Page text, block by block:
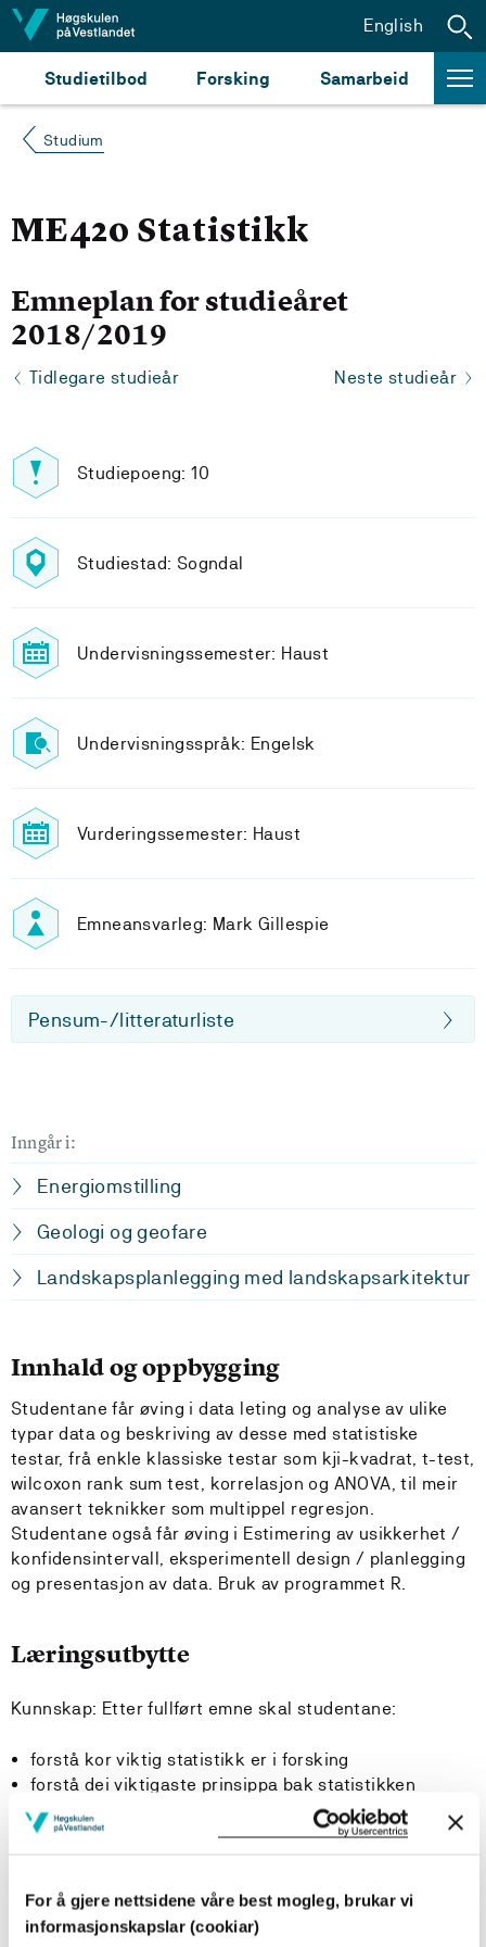
For å gjere nettsidene våre best mogleg, brukar vi
informasjonskapslar (cookiar)
Hopp til innhald
Studietilbod Forsking Samarbeid
English
Studium
ME420 Statistikk
Emneplan for studieåret
2018/2019
Tidlegare studieår Neste studieår
Studiepoeng: 10
Studiestad: Sogndal
Undervisningssemester: Haust
Undervisningsspråk: Engelsk
Vurderingssemester: Haust
Emneansvarleg: Mark Gillespie
Pensum-/litteraturliste
Inngår i:
Energiomstilling
Geologi og geofare
Landskapsplanlegging med landskapsarkitektur
Innhald og oppbygging
Studentane får øving i data leting og analyse av ulike
typar data og beskriving av desse med statistiske
testar, frå enkle klassiske testar som kji-kvadrat, t-test,
wilcoxon rank sum test, korrelasjon og ANOVA, til meir
avansert teknikker som multippel regresjon.
Studentane også får øving i Estimering av usikkerhet /
konfidensintervall, eksperimentell design / planlegging
og presentasjon av data. Bruk av programmet R.
Læringsutbytte
Kunnskap: Etter fullført emne skal studentane:
forstå kor viktig statistikk er i forsking
forstå dei viktigaste prinsippa bak statistikken
kunne tenke kritisk i forhold til presentert statistikk
kunne betrakte omverda meir objektivt med tanke på
Ferdigheiter. Etter fullført emne skal studentane: